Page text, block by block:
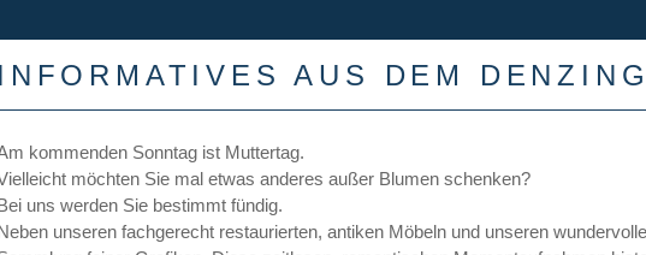
INFORMATIVES AUS DEM
kommenden Sonntag ist Muttertag.
möchten Sie mal etwas anderes außer Blumen schenken?
uns werden Sie bestimmt fündig.
unseren fachgerecht restaurierten, antiken Möbeln und unseren